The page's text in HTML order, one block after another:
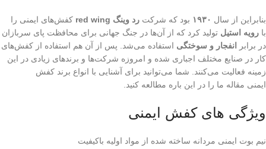
بنابراین از سال بود که شرکت رد وینگ red wing
کفش‌های ایمنی را
با رویه استیل تولید کرد که از آن‌ها در جنگ جهانی برای محافظت پای سربازان
در برابر انفجار و سوختگی استفاده می‌شد. پس از آن هم استفاده از کفش‌های
کار در صنایع مختلف اجباری شده و امروزه شرکت‌ها و برندهای زیادی در این
زمینه فعالیت می‌کنند. شما می‌توانید برای آشنایی با انواع برند کفش
ایمنی مقاله ما را در این باره مطالعه کنید.
ویژگی های کفش ایمنی
نیم بوت ایمنی مردانه ساخته شده از مواد اولیه باکیفیت